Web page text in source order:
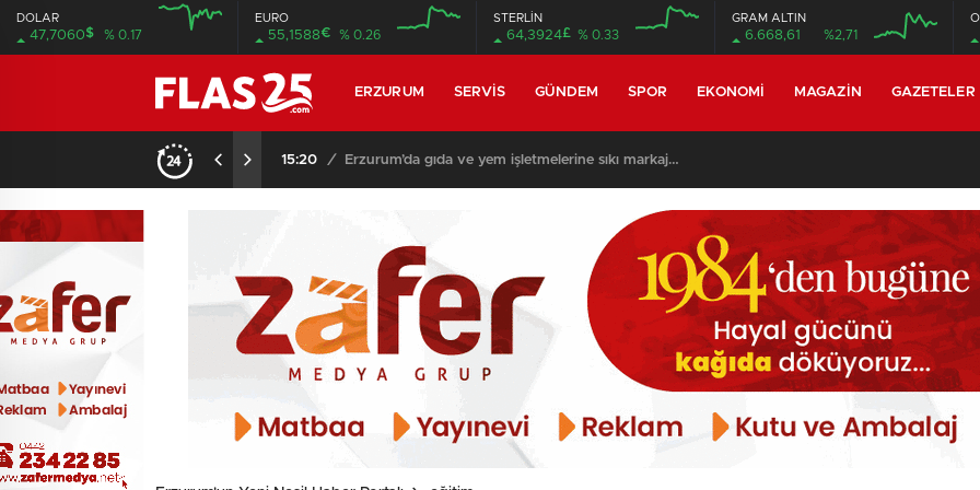
DOLAR
47,7060$ % 0.17
EURO
55,1588€ % 0.26
STERLİN
64,3924£ % 0.33
GRAM ALTIN
6.668,61 %2,71
ERZURUM SERVIS GÜNDEM SPOR EKONOMI MAGAZIN GAZETELER
15:20 / Erzurum’da gıda ve yem işletmelerine sıkı markaj…